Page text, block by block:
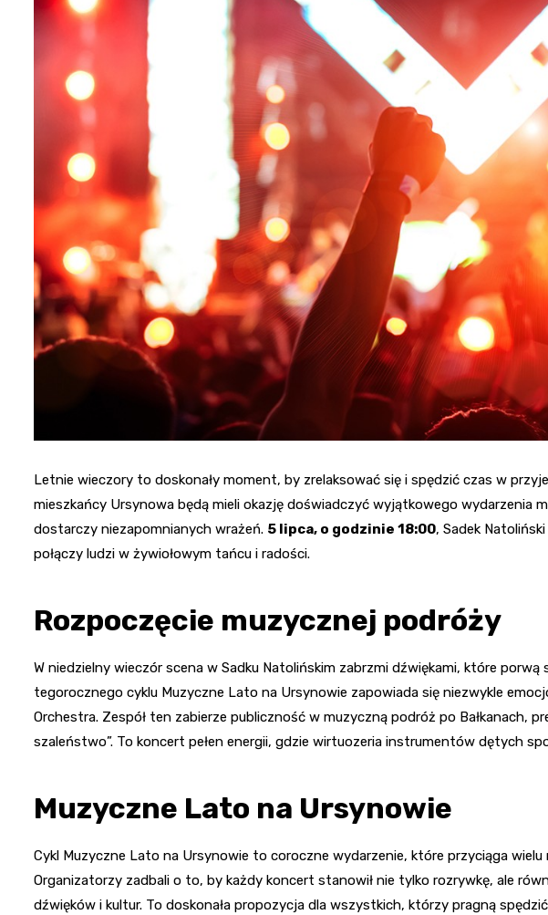
Letnie wieczory to doskonały moment, by zrelaksować się i spędzić czas w
mieszkańcy Ursynowa będą mieli okazję doświadczyć wyjątkowego wydarzenia
dostarczy niezapomnianych wrażeń. 5 lipca, o godzinie 18:00, Sadek
połączy ludzi w żywiołowym tańcu i radości.
Rozpoczęcie muzycznej podróży
W niedzielny wieczór scena w Sadku Natolińskim zabrzmi dźwiękami, które porwą
tegorocznego cyklu Muzyczne Lato na Ursynowie zapowiada się niezwykle
Orchestra. Zespół ten zabierze publiczność w muzyczną podróż po Bałkanach,
szaleństwo”. To koncert pełen energii, gdzie wirtuozeria instrumentów dętych
Muzyczne Lato na Ursynowie
Cykl Muzyczne Lato na Ursynowie to coroczne wydarzenie, które przyciąga wielu
Organizatorzy zadbali o to, by każdy koncert stanowił nie tylko rozrywkę, ale
dźwięków i kultur. To doskonała propozycja dla wszystkich, którzy pragną